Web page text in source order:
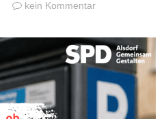
kein Kommentar